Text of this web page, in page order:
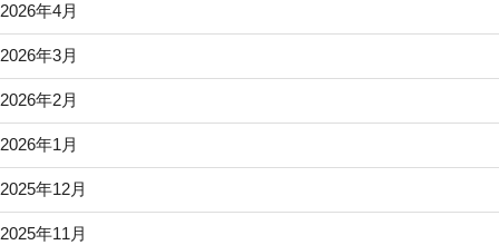
2026年4月
2026年3月
2026年2月
2026年1月
2025年12月
2025年11月